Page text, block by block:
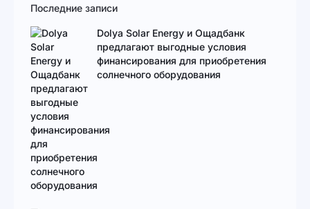
Последние записи
Dolya Solar Energy и Ощадбанк
предлагают выгодные условия
финансирования для приобретения
солнечного оборудования